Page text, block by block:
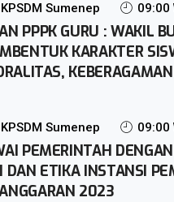
Sumenep 09:00
PPPK GURU : WAKIL
KARAKTER
Sumenep 09:00
PEMERINTAH
DAN ETIKA INSTANSI
2023